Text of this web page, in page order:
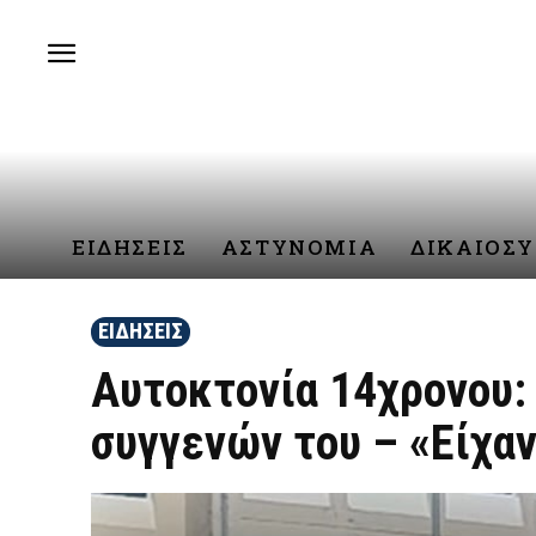
ΕΙΔΗΣΕΙΣ ΑΣΤΥΝΟΜΙΑ
ΕΙΔΗΣΕΙΣ
Αυτοκτονία
συγγενών του –